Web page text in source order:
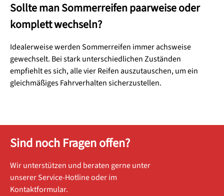
Sollte man Sommerreifen paarweise oder
komplett wechseln?
Idealerweise werden Sommerreifen immer achsweise
gewechselt. Bei stark unterschiedlichen Zuständen
empfiehlt es sich, alle vier Reifen auszutauschen, um ein
gleichmäßiges Fahrverhalten sicherzustellen.
Sind noch Fragen offen?
Wir unterstützen und beraten gerne unter
unserer Service-Hotline oder im
Kontaktformular.